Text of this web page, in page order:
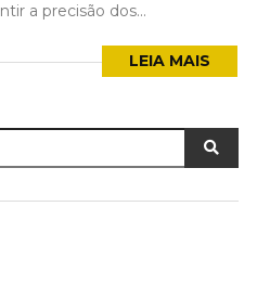
a precisão dos...
LEIA MAIS